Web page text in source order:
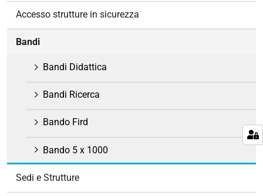
Accesso strutture in sicurezza
Bandi
Bandi Didattica
Bandi Ricerca
Bando Fird
Bando 5 x 1000
Sedi e Strutture